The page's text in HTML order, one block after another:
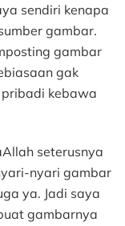
sendiri kenapa
gambar.
gambar
gak
kebawa
seterusnya
nyari gambar
ya. Jadi saya
gambarnya